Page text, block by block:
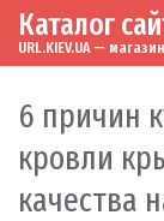
Skip to content
Main
Каталог
URL.KIEV.UA —
6 причин
кровли
качества